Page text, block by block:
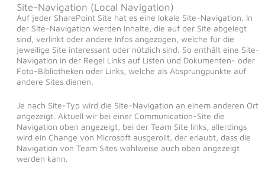
Site-Navigation (Local Navigation)
Auf jeder SharePoint Site hat es eine lokale Site-Navigation. In
der Site-Navigation werden Inhalte, die auf der Site abgelegt
sind, verlinkt oder andere Infos angezogen, welche für die
jeweilige Site interessant oder nützlich sind. So enthält eine Site-
Navigation in der Regel Links auf Listen und Dokumenten- oder
Foto-Bibliotheken oder Links, welche als Absprungpunkte auf
andere Sites dienen.
Je nach Site-Typ wird die Site-Navigation an einem anderen Ort
angezeigt. Aktuell wir bei einer Communication-Site die
Navigation oben angezeigt, bei der Team Site links, allerdings
wird ein Change von Microsoft ausgerollt, der erlaubt, dass die
Navigation von Team Sites wahlweise auch oben angezeigt
werden kann.